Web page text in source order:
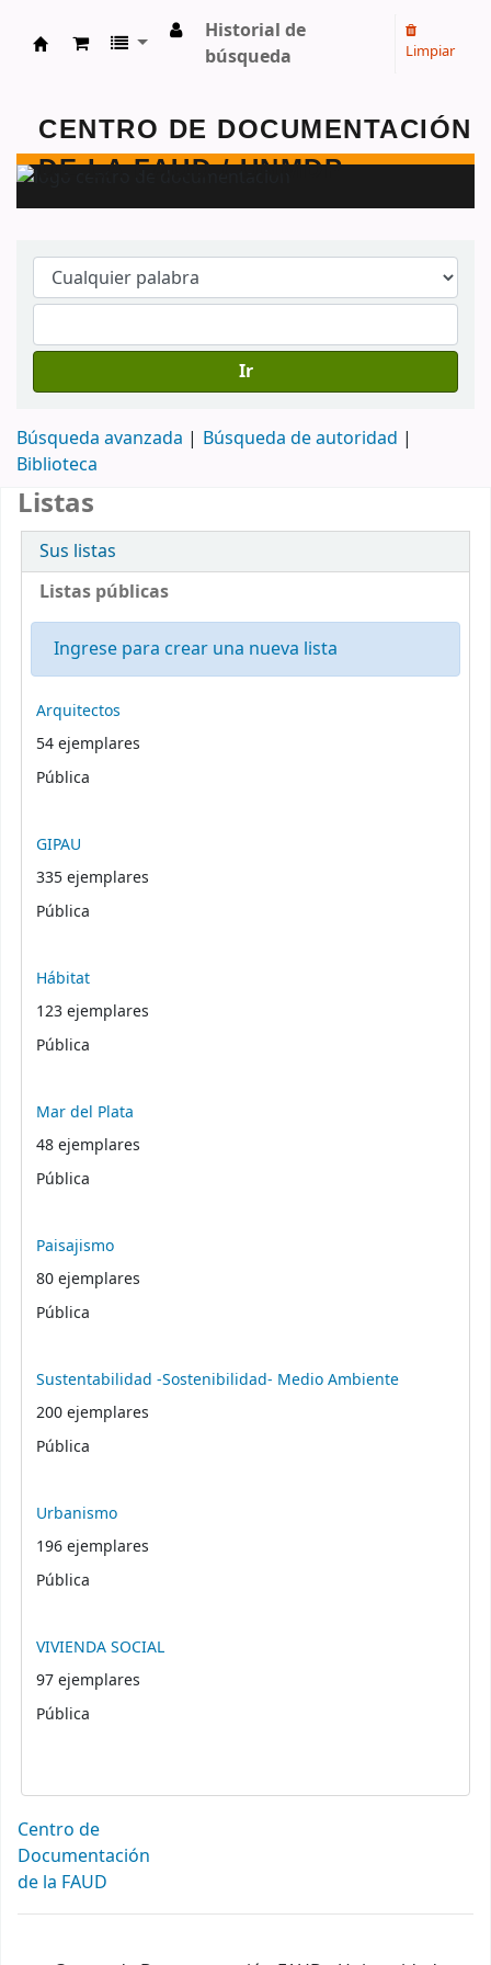
Centro de Documentación - FAUD - Unmdp -
Historial de
búsqueda
Limpiar
Ir
Búsqueda avanzada
Búsqueda de autoridad
Biblioteca
Centro de
Documentación
de la FAUD
Listas
Sus listas
Listas públicas
Ingrese para crear una nueva lista
Listas públicas
Arquitectos
54 ejemplares
Pública
GIPAU
335 ejemplares
Pública
Hábitat
123 ejemplares
Pública
Mar del Plata
48 ejemplares
Pública
Paisajismo
80 ejemplares
Pública
Sustentabilidad -Sostenibilidad- Medio Ambiente
200 ejemplares
Pública
Urbanismo
196 ejemplares
Pública
VIVIENDA SOCIAL
97 ejemplares
Pública